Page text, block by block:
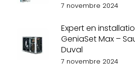
7 novembre 2024
Expert en
GeniaSet Max –
Duval
7 novembre 2024